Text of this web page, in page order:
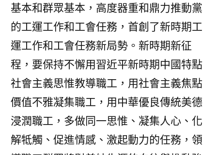
基本和群眾基本，高度器重和鼎力推動黨
的工運工作和工會任務，首創了新時期工
運工作和工會任務新局勢。新時期新征
程，要保持不懈用習近平新時期中國特點
社會主義思惟教導職工，用社會主義焦點
價值不雅凝集職工，用中華優良傳統美德
浸潤職工，多做同一思惟、凝集人心、化
解牴觸、促進情感、激起動力的任務，領